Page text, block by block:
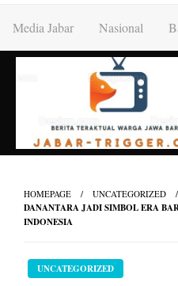
content
Media Jabar Nasional
HOMEPAGE UNCATEGORIZED
DANANTARA JADI SIMBOL ERA
INDONESIA
UNCATEGORIZED